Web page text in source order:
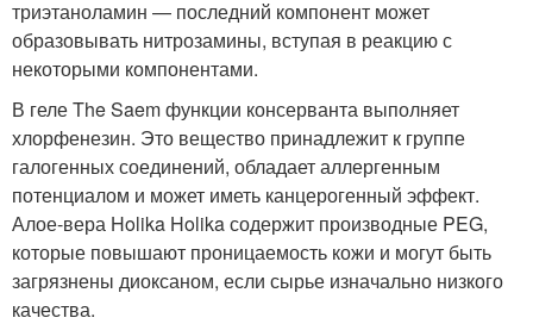
триэтаноламин — последний компонент может
образовывать нитрозамины, вступая в реакцию с
некоторыми компонентами.
В геле The Saem функции консерванта выполняет
хлорфенезин. Это вещество принадлежит к группе
галогенных соединений, обладает аллергенным
потенциалом и может иметь канцерогенный эффект.
Алое-вера Holika Holika содержит производные PEG,
которые повышают проницаемость кожи и могут быть
загрязнены диоксаном, если сырье изначально низкого
качества.